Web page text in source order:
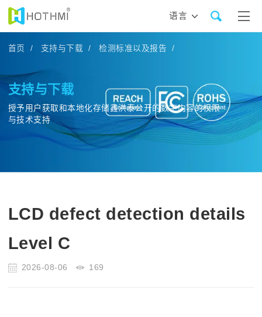
语言
支持与下载
授予用户获取和本地化存储鑫洪泰公开的数字内容的权限
与技术支持
首页 / 支持与下载 / 检测标准以及报告 /
LCD defect detection details
Level C
2026-08-06 169